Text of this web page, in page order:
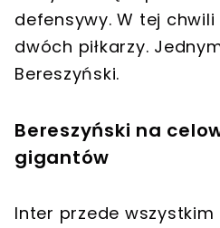
defensywy. W tej
dwóch piłkarzy.
Bereszyński.
Bereszyński na
gigantów
Inter przede wszystkim